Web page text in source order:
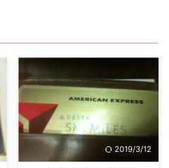
2019/3/12